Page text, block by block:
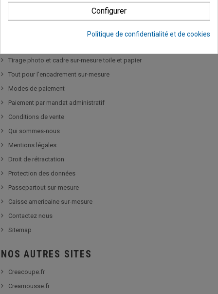
Tirage photo et cadre sur-mesure toile et papier
Tout pour l'encadrement sur-mesure
Modes de paiement
Paiement par mandat administratif
Conditions de vente
Qui sommes-nous
Mentions légales
Droit de rétractation
Protection des données
Passepartout sur-mesure
Caisse americaine sur-mesure
Contactez nous
Sitemap
NOS AUTRES SITES
Creacoupe.fr
Creamousse.fr
Configurer
Politique de confidentialité et de cookies